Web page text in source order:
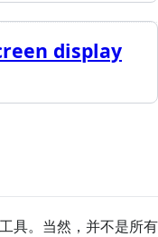
display
具。当然，并不是所有